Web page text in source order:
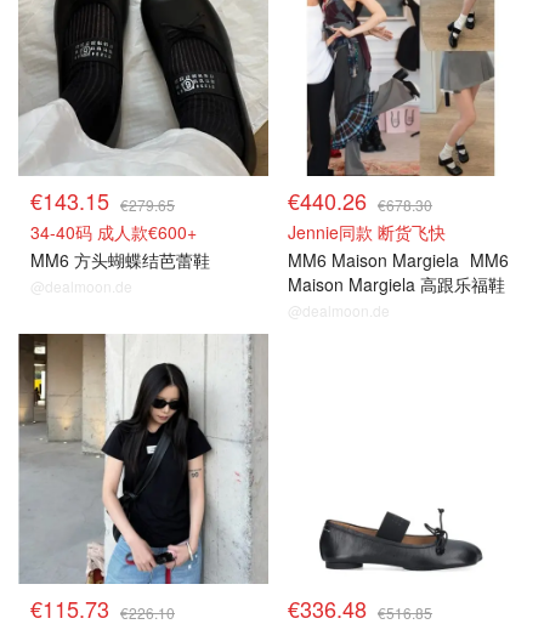
€143.15 €279.65
34-40码 成人款€600+
MM6 方头蝴蝶结芭蕾鞋
@dealmoon.de
€440.26 €678.30
Jennie同款 断货飞快
MM6 Maison Margiela MM6
Maison Margiela 高跟乐福鞋
@dealmoon.de
€115.73 €226.10 €336.48 €516.85